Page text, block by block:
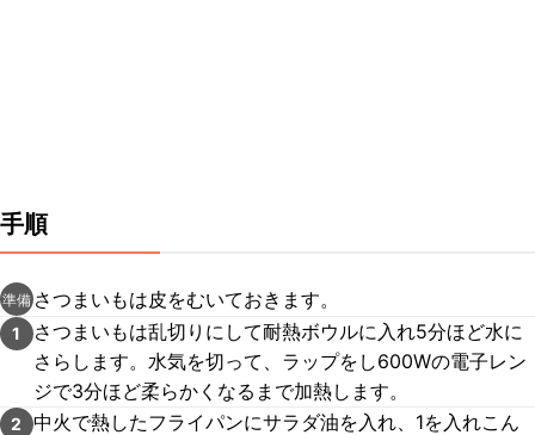
手順
準備 さつまいもは皮をむいておきます。
1
さつまいもは乱切りにして耐熱ボウルに入れ5分ほど水に
さらします。水気を切って、ラップをし600Wの電子レン
ジで3分ほど柔らかくなるまで加熱します。
2
中火で熱したフライパンにサラダ油を入れ、1を入れこん